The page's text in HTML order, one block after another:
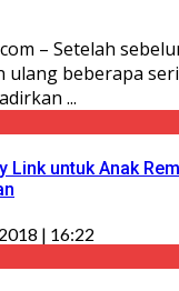
– Setelah
ulang beberapa
...
Link untuk Anak
| 16:22